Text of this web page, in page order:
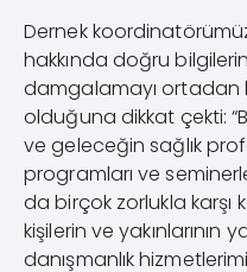
Dernek
hakkında doğru
damgalamayı ortadan
olduğuna dikkat çekti:
ve geleceğin sağlık
programları ve
da birçok zorlukla karşı
kişilerin ve yakınlarının
danışmanlık